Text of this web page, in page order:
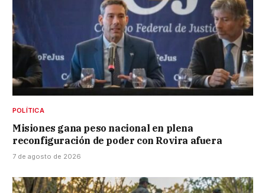
POLÍTICA
Misiones gana peso nacional en plena
reconfiguración de poder con Rovira afuera
7 de agosto de 2026